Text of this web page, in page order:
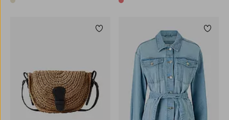
1 färg 1 färg
Lägg till i favoriter Lägg
LXL